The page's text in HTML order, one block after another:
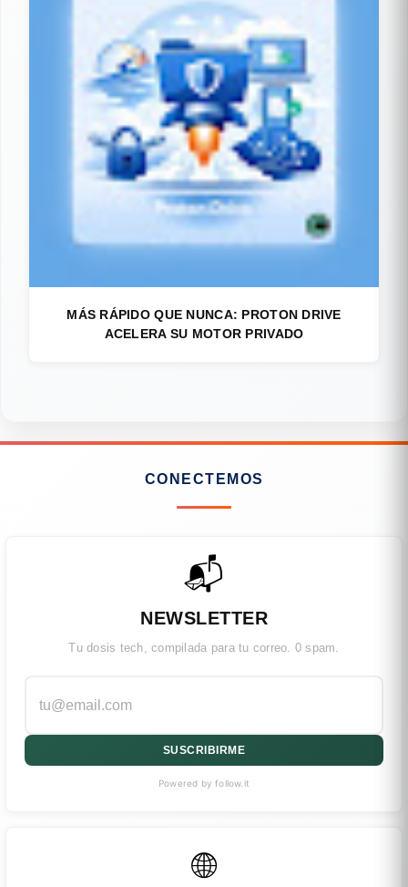
MÁS RÁPIDO QUE NUNCA: PROTON DRIVE
ACELERA SU MOTOR PRIVADO
CONECTEMOS
📬
NEWSLETTER
Tu dosis tech, compilada para tu correo. 0 spam.
SUSCRIBIRME
Powered by follow.it
🌐